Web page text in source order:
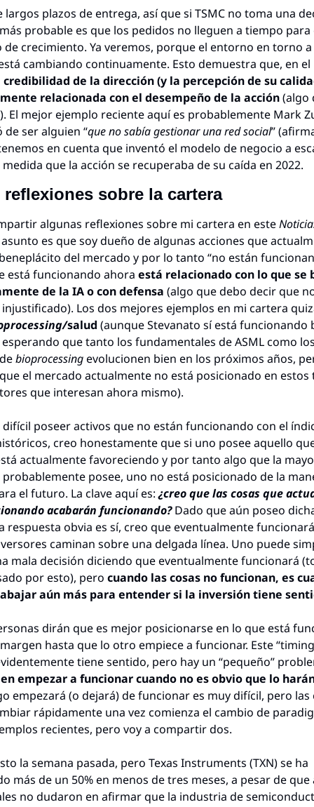
largos plazos de entrega, así que si TSMC no toma una
probable es que los pedidos no lleguen a tiempo para
de crecimiento. Ya veremos, porque el entorno en torno
cambiando continuamente. Esto demuestra que, en
credibilidad de la dirección (y la percepción de su
relacionada con el desempeño de la acción (algo
El mejor ejemplo reciente aquí es probablemente Mark
de ser alguien “que no sabía gestionar una red social”
en cuenta que inventó el modelo de negocio a
que la acción se recuperaba de su caída en 2022.
sobre la cartera
algunas reflexiones sobre mi cartera en este
asunto es que soy dueño de algunas acciones que
del mercado y por lo tanto “no están
está funcionando ahora está relacionado con lo que se
de la IA o con defensa (algo que debo decir que
salud (aunque Stevanato sí está funcionando
que tanto los fundamentales de ASML como
bioprocessing evolucionen bien en los próximos años,
el mercado actualmente no está posicionado en estos
que interesan ahora mismo).
difícil poseer activos que no están funcionando con el
creo honestamente que si uno posee aquello
actualmente favoreciendo y por tanto algo que la
posee, uno no está posicionado de la
el futuro. La clave aquí es: ¿creo que las cosas que
acabarán funcionando? Dado que aún poseo
respuesta obvia es sí, creo que eventualmente
caminan sobre una delgada línea. Uno puede
mala decisión diciendo que eventualmente funcionará
por esto), pero cuando las cosas no funcionan, es
aún más para entender si la inversión tiene
dirán que es mejor posicionarse en lo que está
hasta que lo otro empiece a funcionar. Este
tiene sentido, pero hay un “pequeño”
empezar a funcionar cuando no es obvio que lo
empezará (o dejará) de funcionar es muy difícil, pero las
rápidamente una vez comienza el cambio de
recientes, pero voy a compartir dos.
la semana pasada, pero Texas Instruments (TXN) se ha
más de un 50% en menos de tres meses, a pesar de que
no dudaron en afirmar que la industria de